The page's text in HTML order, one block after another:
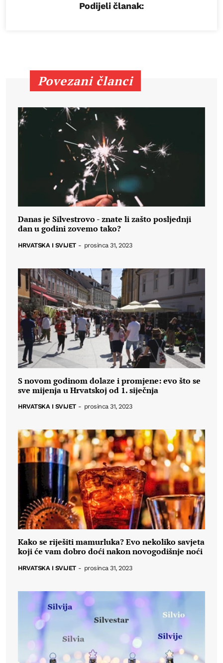
Podijeli članak:
Povezani članci
Danas je Silvestrovo - znate li zašto posljednji
dan u godini zovemo tako?
HRVATSKA I SVIJET - prosinca 31, 2023
S novom godinom dolaze i promjene: evo što se
sve mijenja u Hrvatskoj od 1. siječnja
HRVATSKA I SVIJET - prosinca 31, 2023
Kako se riješiti mamurluka? Evo nekoliko savjeta
koji će vam dobro doći nakon novogodišnje noći
HRVATSKA I SVIJET - prosinca 31, 2023